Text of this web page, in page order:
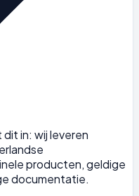
in: wij leveren
producten, geldige
documentatie.